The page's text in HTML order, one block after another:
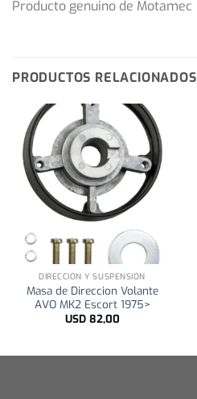
Producto genuino de Motamec
PRODUCTOS RELACIONADOS
DIRECCIÓN Y SUSPENSIÓN
Masa de Direccion Volante
AVO MK2 Escort 1975>
USD82,00